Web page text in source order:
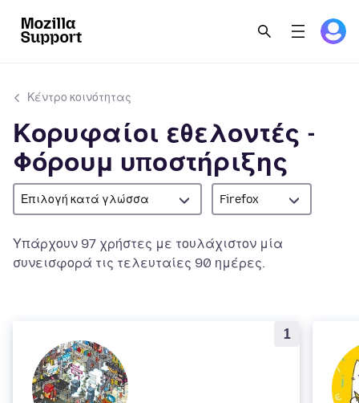
Κέντρο κοινότητας
Κορυφαίοι εθελοντές -
Φόρουμ υποστήριξης
Επιλογή κατά γλώσσα Firefox
Υπάρχουν 97 χρήστες με τουλάχιστον μία
συνεισφορά τις τελευταίες 90 ημέρες.
1